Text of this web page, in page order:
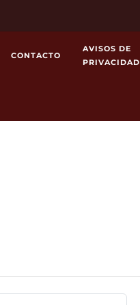
CONTACTO
AVISOS DE
PRIVACIDAD